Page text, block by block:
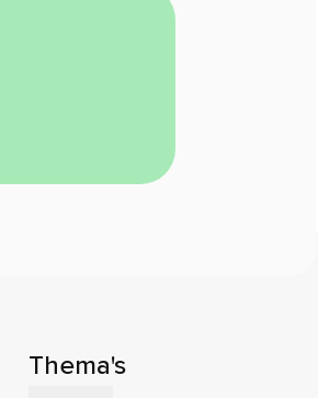
Thema's